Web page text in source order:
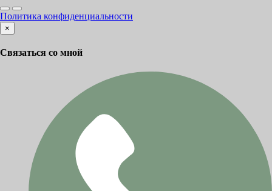
Политика конфиденциальности
×
Связаться со мной